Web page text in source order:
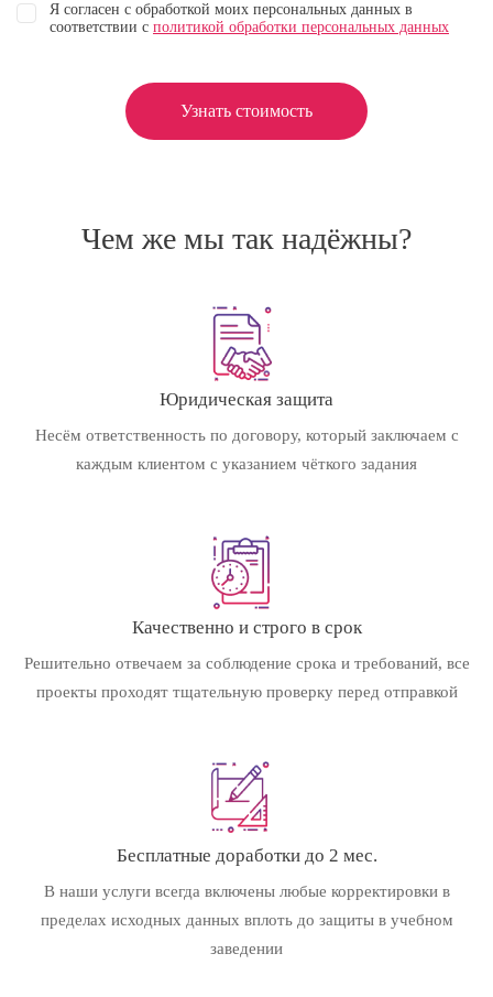
Я согласен с обработкой моих персональных данных в
соответствии с политикой обработки персональных данных
Узнать стоимость
Чем же мы так надёжны?
Юридическая защита
Несём ответственность по договору, который заключаем с
каждым клиентом с указанием чёткого задания
Качественно и строго в срок
Решительно отвечаем за соблюдение срока и требований, все
проекты проходят тщательную проверку перед отправкой
Бесплатные доработки до 2 мес.
В наши услуги всегда включены любые корректировки в
пределах исходных данных вплоть до защиты в учебном
заведении